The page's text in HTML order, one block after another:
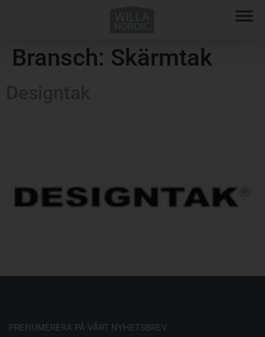
Bransch: Skärmtak
PRENUMERERA PÅ VÅRT NYHETSBREV